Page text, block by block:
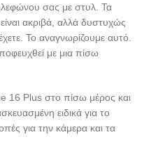
σας με στυλ. Τα
ακριβά, αλλά δυστυχώς
Το αναγνωρίζουμε αυτό.
με μια πίσω
16 Plus στο πίσω μέρος και
ειδικά για το
για την κάμερα και τα